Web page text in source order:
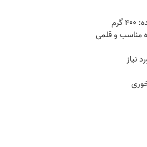
نیاز